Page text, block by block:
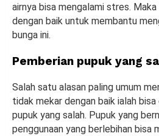
airnya bisa mengalami stres.
dengan baik untuk membantu
bunga ini.
Pemberian pupuk yang
Salah satu alasan paling umum
tidak mekar dengan baik ialah
pupuk yang salah. Pupuk yang
penggunaan yang berlebihan bisa